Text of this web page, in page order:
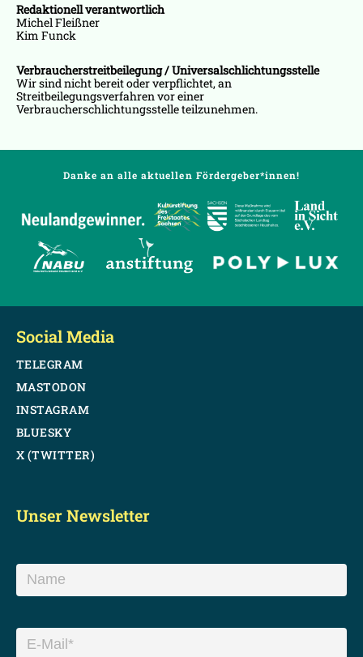
Redaktionell verantwortlich
Michel Fleißner
Kim Funck
Verbraucherstreitbeilegung / Universalschlichtungsstelle
Wir sind nicht bereit oder verpflichtet, an
Streitbeilegungsverfahren vor einer
Verbraucherschlichtungsstelle teilzunehmen.
Danke an alle aktuellen Fördergeber*innen!
Social Media
TELEGRAM
MASTODON
INSTAGRAM
BLUESKY
X (TWITTER)
Unser Newsletter